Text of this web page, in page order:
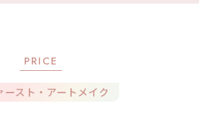
PRICE
ースト・アートメイク